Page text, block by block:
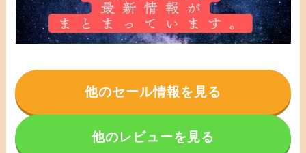
他のセール情報を見る
他のレビューを見る